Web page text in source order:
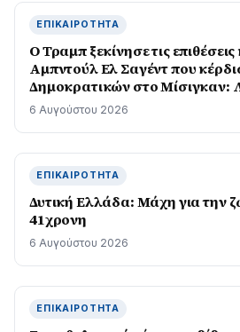
ΕΠΙΚΑΙΡΌΤΗΤΑ
O Τραμπ ξεκίνησε τις
Αμπντούλ Ελ Σαγέντ που
Δημοκρατικών στο Μίσιγκαν:
μισεί τους Εβραίους
6 Αυγούστου 2026
ΕΠΙΚΑΙΡΌΤΗΤΑ
Δυτική Ελλάδα: Μάχη για την
41χρονη
6 Αυγούστου 2026
ΕΠΙΚΑΙΡΌΤΗΤΑ